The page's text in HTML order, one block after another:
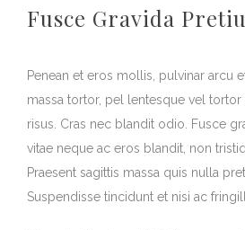
Fusce Gravida
Penean et eros mollis, pulvinar arcu
massa tortor, pel lentesque vel
risus. Cras nec blandit odio. Fusce
vitae neque ac eros blandit, non
Praesent sagittis massa quis nulla
Suspendisse tincidunt et nisi ac